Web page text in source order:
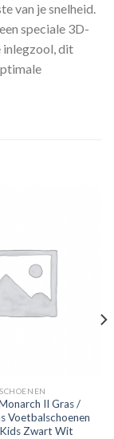
van je snelheid.
speciale 3D-
inlegzool, dit
SCHOENEN
II Gras /
Voetbalschoenen
Zwart Wit